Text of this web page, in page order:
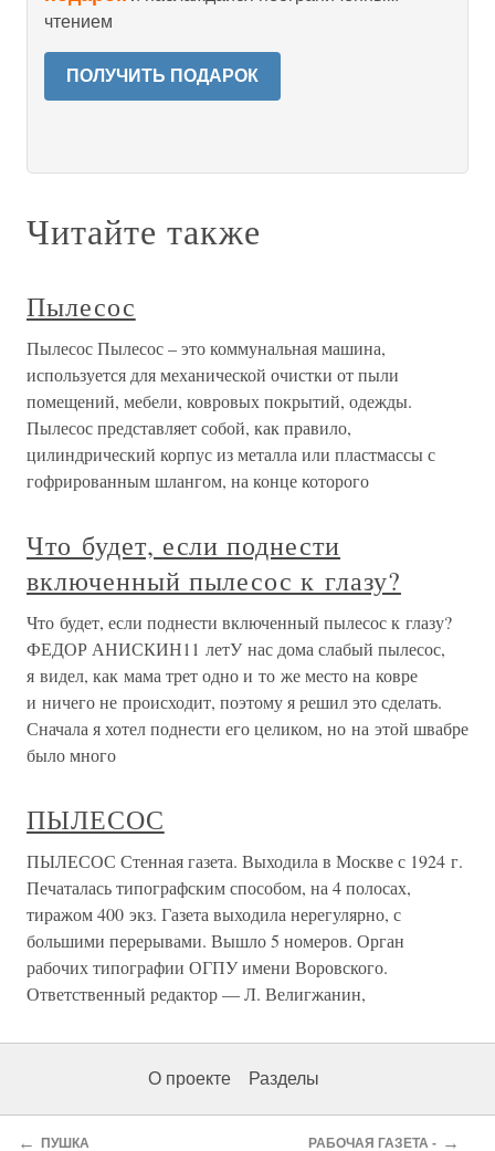
чтением
ПОЛУЧИТЬ ПОДАРОК
Читайте также
Пылесос
Пылесос Пылесос – это коммунальная машина,
используется для механической очистки от пыли
помещений, мебели, ковровых покрытий, одежды.
Пылесос представляет собой, как правило,
цилиндрический корпус из металла или пластмассы с
гофрированным шлангом, на конце которого
Что будет, если поднести
включенный пылесос к глазу?
Что будет, если поднести включенный пылесос к глазу?
ФЕДОР АНИСКИН11 летУ нас дома слабый пылесос,
я видел, как мама трет одно и то же место на ковре
и ничего не происходит, поэтому я решил это сделать.
Сначала я хотел поднести его целиком, но на этой швабре
было много
ПЫЛЕСОС
ПЫЛЕСОС Стенная газета. Выходила в Москве с 1924 г.
Печаталась типографским способом, на 4 полосах,
тиражом 400 экз. Газета выходила нерегулярно, с
большими перерывами. Вышло 5 номеров. Орган
рабочих типографии ОГПУ имени Воровского.
Ответственный редактор — Л. Велигжанин,
О проекте Разделы
← ПУШКА РАБОЧАЯ ГАЗЕТА - →